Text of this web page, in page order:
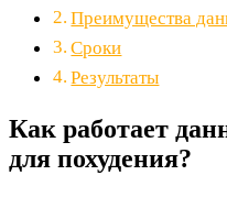
Преимущества
Сроки
Результаты
Как работает
для похудения?